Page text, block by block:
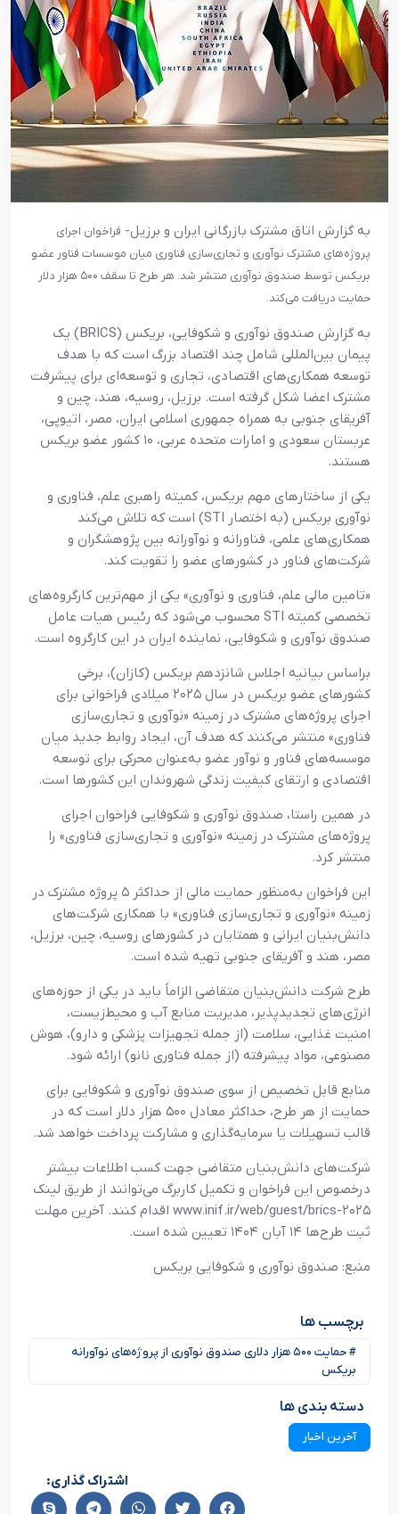
به گزارش اتاق مشترک بازرگانی ایران و برزیل- فراخوان اجرای
پروژه‌های مشترک نوآوری و تجاری‌سازی فناوری میان موسسات فناور عضو
بریکس توسط صندوق نوآوری منتشر شد. هر طرح تا سقف ۵۰۰ هزار دلار
حمایت دریافت می‌کند.
به گزارش صندوق نوآوری و شکوفایی، بریکس (BRICS) یک
پیمان بین‌المللی شامل چند اقتصاد بزرگ است که با هدف
توسعه همکاری‌های اقتصادی، تجاری و توسعه‌ای برای پیشرفت
مشترک اعضا شکل گرفته است. برزیل، روسیه، هند، چین و
آفریقای جنوبی به همراه جمهوری اسلامی ایران، مصر، اتیوپی،
عربستان سعودی و امارات متحده عربی، ۱۰ کشور عضو بریکس
هستند.
یکی از ساختارهای مهم بریکس، کمیته راهبری علم، فناوری و
نوآوری بریکس (به اختصار STI) است که تلاش می‌کند
همکاری‌های علمی، فناورانه و نوآورانه بین پژوهشگران و
شرکت‌های فناور در کشورهای عضو را تقویت کند.
«تامین مالی علم، فناوری و نوآوری» یکی از مهم‌ترین کارگروه‌های
تخصصی کمیته STI محسوب می‌شود که رئیس هیات عامل
صندوق نوآوری و شکوفایی، نماینده ایران در این کارگروه است.
براساس بیانیه اجلاس شانزدهم بریکس (کازان)، برخی
کشورهای عضو بریکس در سال ۲۰۲۵ میلادی فراخوانی برای
اجرای پروژه‌های مشترک در زمینه «نوآوری و تجاری‌سازی
فناوری» منتشر می‌کنند که هدف آن، ایجاد روابط جدید میان
موسسه‌های فناور و نوآور عضو به‌عنوان محرکی برای توسعه
اقتصادی و ارتقای کیفیت زندگی شهروندان این کشورها است.
در همین راستا، صندوق نوآوری و شکوفایی فراخوان اجرای
پروژه‌های مشترک در زمینه «نوآوری و تجاری‌سازی فناوری» را
منتشر کرد.
این فراخوان به‌منظور حمایت مالی از حداکثر ۵ پروژه مشترک در
زمینه «نوآوری و تجاری‌سازی فناوری» با همکاری شرکت‌های
دانش‌بنیان ایرانی و همتایان در کشورهای روسیه، چین، برزیل،
مصر، هند و آفریقای جنوبی تهیه شده است.
طرح شرکت دانش‌بنیان متقاضی الزاماً باید در یکی از حوزه‌های
انرژی‌های تجدیدپذیر، مدیریت منابع آب و محیط‌زیست،
امنیت غذایی، سلامت (از جمله تجهیزات پزشکی و دارو)، هوش
مصنوعی، مواد پیشرفته (از جمله فناوری نانو) ارائه شود.
منابع قابل تخصیص از سوی صندوق نوآوری و شکوفایی برای
حمایت از هر طرح، حداکثر معادل ۵۰۰ هزار دلار است که در
قالب تسهیلات یا سرمایه‌گذاری و مشارکت پرداخت خواهد شد.
شرکت‌های دانش‌بنیان متقاضی جهت کسب اطلاعات بیشتر
درخصوص این فراخوان و تکمیل کاربرگ می‌توانند از طریق لینک
www.inif.ir/web/guest/brics-۲۰۲۵ اقدام کنند. آخرین مهلت
ثبت طرح‌ها ۱۴ آبان ۱۴۰۴ تعیین شده است.
منبع: صندوق نوآوری و شکوفایی بریکس
برچسب ها
# حمایت ۵۰۰ هزار دلاری صندوق نوآوری از پروژه‌های نوآورانه
بریکس
دسته بندی ها
آخرین اخبار
اشتراک گذاری: